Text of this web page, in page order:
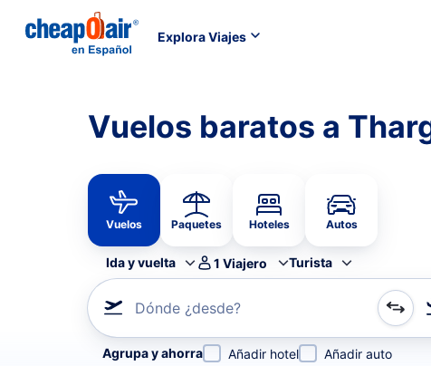
Explora Viajes
Vuelos baratos a
Vuelos Paquetes Hoteles Autos
Ida y vuelta 1 Viajero Turista
Dónde ¿desde?
Refina tu búsqueda por aerolínea, por ciudad o
Agrupa y ahorra Añadir hotel Añadir auto